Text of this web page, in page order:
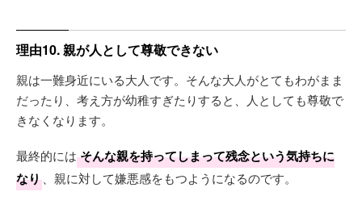
理由10. 親が人として尊敬できない
親は一難身近にいる大人です。そんな大人がとてもわがまま
だったり、考え方が幼稚すぎたりすると、人としても尊敬で
きなくなります。
最終的には そんな親を持ってしまって残念という気持ちに
なり 、親に対して嫌悪感をもつようになるのです。